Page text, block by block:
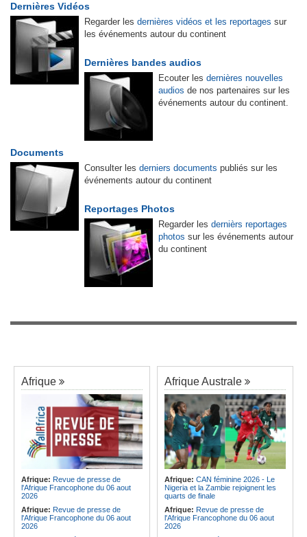
Dernières Vidéos
Regarder les dernières vidéos et les reportages sur
les événements autour du continent
Dernières bandes audios
Ecouter les dernières nouvelles
audios de nos partenaires sur les
événements autour du continent.
Documents
Consulter les derniers documents publiés sur les
événements autour du continent
Reportages Photos
Regarder les dernièrs reportages
photos sur les événements autour
du continent
Afrique
Afrique: Revue de presse de
l'Afrique Francophone du 06 aout
2026
Afrique: Revue de presse de
l'Afrique Francophone du 06 aout
2026
Afrique Australe
Afrique: CAN féminine 2026 - Le
Nigeria et la Zambie rejoignent les
quarts de finale
Afrique: Revue de presse de
l'Afrique Francophone du 06 aout
2026